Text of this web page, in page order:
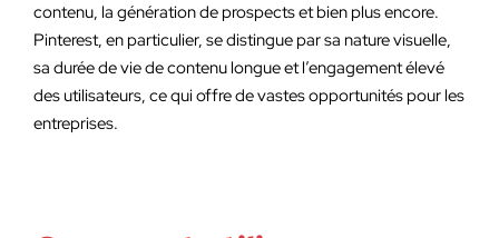
contenu, la génération de prospects et bien plus encore.
Pinterest, en particulier, se distingue par sa nature visuelle,
sa durée de vie de contenu longue et l’engagement élevé
des utilisateurs, ce qui offre de vastes opportunités pour les
entreprises.